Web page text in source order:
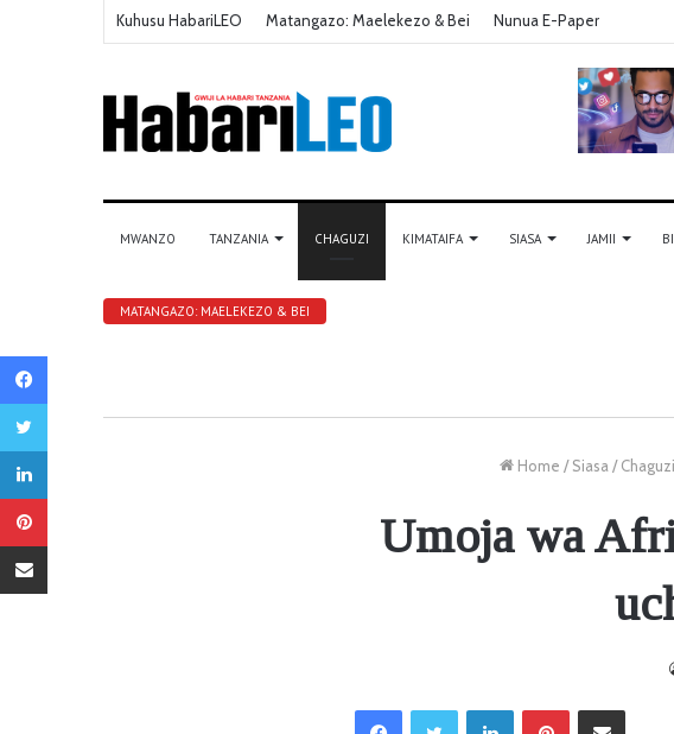
Kuhusu HabariLEO Matangazo: Maelekezo & Bei Nunua E-Paper
MWANZO TANZANIA CHAGUZI KIMATAIFA SIASA JAMII
MATANGAZO: MAELEKEZO & BEI
Home / Siasa / Chaguzi
Umoja wa
LinkedIn